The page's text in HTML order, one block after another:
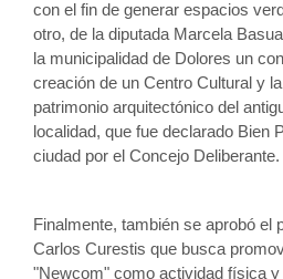
con el fin de generar espacios
otro, de la diputada Marcela
la municipalidad de Dolores un
creación de un Centro Cultural y
patrimonio arquitectónico del
localidad, que fue declarado Bien
ciudad por el Concejo Deliberante.
Finalmente, también se aprobó el
Carlos Curestis que busca
"Newcom" como actividad física y